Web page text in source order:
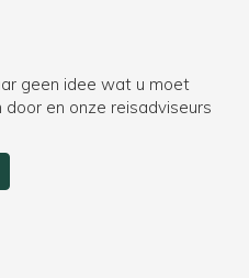
geen idee wat u moet
en onze reisadviseurs